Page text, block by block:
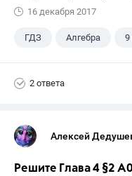
16 декабря 2017
ГДЗ Алгебра 9
2 ответа
Алексей
Решите Глава 4 §2